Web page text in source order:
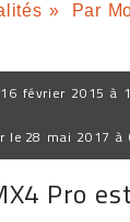
» Par
16 février 2015 à
le 28 mai 2017 à
Pro